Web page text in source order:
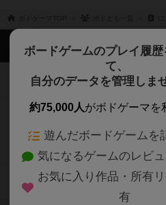
ボードゲームのプレイ履歴
て、
自分のデータを管理しま
約75,000人がボドゲーマを
遊んだボードゲームを
気になるゲームのレビ
お気に入り作品・所有
有
ボドゲーマTOP
ボードゲームを検索する
ボードゲームの新着レビュ
ボードゲーム会情報
メカニクス特集